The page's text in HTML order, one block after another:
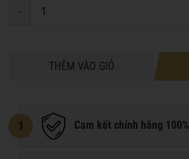
-
THÊM VÀO GIỎ
1 Cam kết chính hãng 100%